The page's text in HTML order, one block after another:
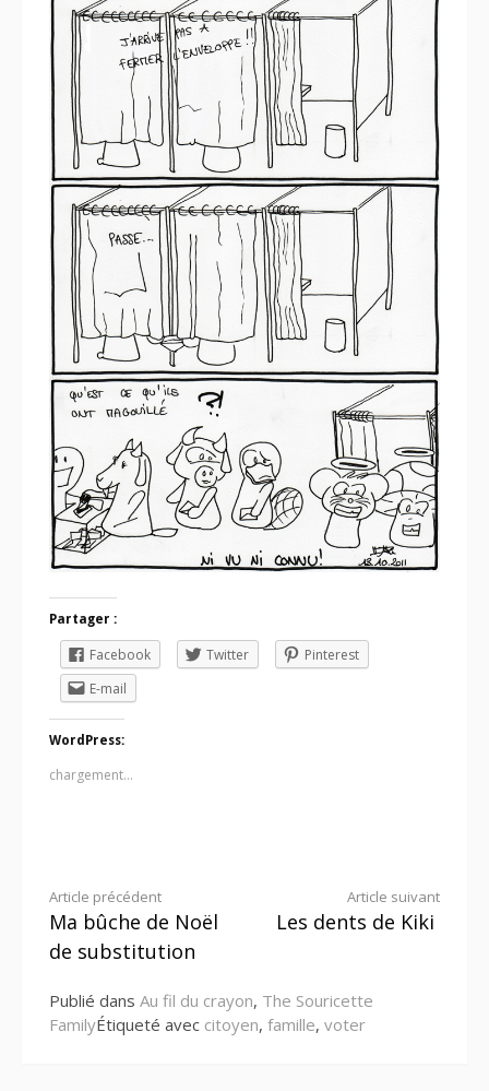
Partager :
Facebook Twitter
Pinterest
E-mail
WordPress:
chargement…
Lire
la
Article précédent
Ma bûche de Noël
de substitution
Article suivant
Les dents de Kiki
Publié dans Au fil du crayon, The Souricette
FamilyÉtiqueté avec citoyen, famille, voter